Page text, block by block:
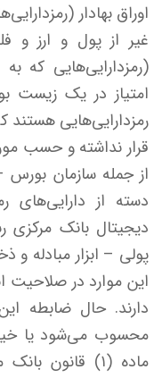
اوراق بهادار
غیر از پول و ارز و
(رمزدارایی‌هایی که
امتیاز در یک زیست
رمزدارایی‌هایی
قرار نداشته و حسب
از جمله سازمان
دسته از دارایی‌های
دیجیتال بانک مرکزی
پولی – ابزار مبادله
این موارد در صلاحیت
دارند. حال ضابطه
محسوب می‌شود یا
ماده (۱)